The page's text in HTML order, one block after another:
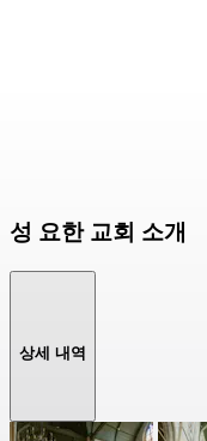
성 요한 교회 소개
상세 내역